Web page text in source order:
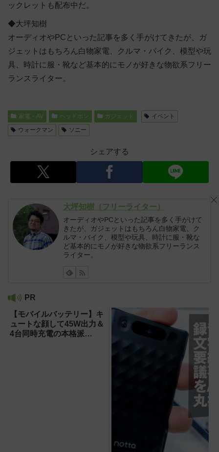
ックレットも配布中だ。
◆大坪知樹
オーディオやPCといった記事を多く手がけてきたが、ガ
ジェットはもちろん白物家電、クルマ・バイク、模型や玩
具、時計に服・靴など基本的にモノが好きな物欲系フリー
ランスライター。
家電・AV ヘッドホン ガジェット
イベント
ウォークマン
ソニー
シェアする
大坪知樹（フリーライター）
オーディオやPCといった記事を多く手がけて
きたが、ガジェットはもちろん白物家電、ク
ルマ・バイク、模型や玩具、時計に服・靴な
ど基本的にモノが好きな物欲系フリーランス
ライター。
PR
【モバイルバッテリー】キ
ュートな顔して45W出力＆
4台同時充電の本格派